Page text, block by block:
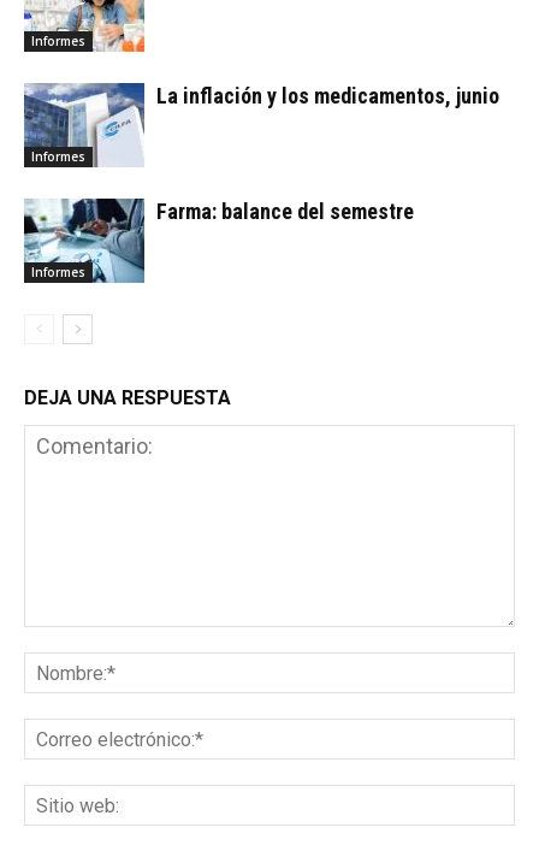
Informes
Informes
La inflación y los medicamentos, junio
Informes
Farma: balance del semestre
DEJA UNA RESPUESTA